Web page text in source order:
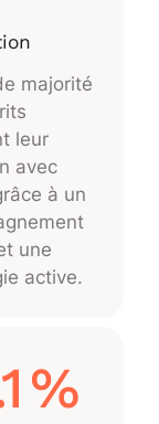
majorité
leur
avec
à un
une
active.
%